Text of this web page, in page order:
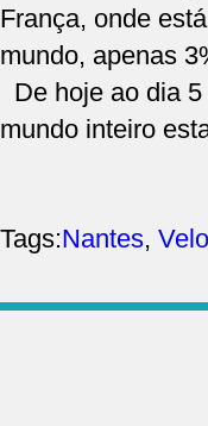
França, onde
mundo, apenas
De hoje ao dia
mundo inteiro
Tags:Nantes,